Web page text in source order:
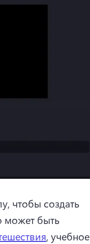
чтобы создать
может быть
, учебное